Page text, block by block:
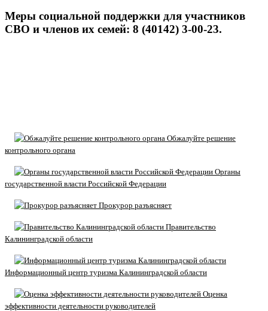
Меры социальной поддержки для участников
СВО и членов их семей: 8 (40142) 3-00-23.
Обжалуйте решение
контрольного органа
Органы
государственной власти Российской Федерации
Прокурор разъясняет
Правительство
Калининградской области
Информационный центр туризма Калининградской области
Оценка
эффективности деятельности руководителей